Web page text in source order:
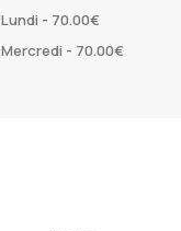
Lundi - 70.00€
Mercredi - 70.00€